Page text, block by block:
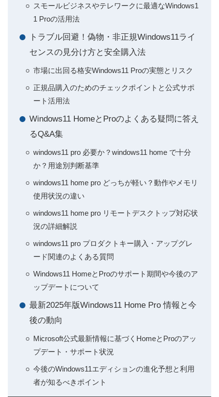
スモールビジネスやテレワークに最適なWindows1
1 Proの活用法
トラブル回避！偽物・非正規Windows11ライ
センスの見分け方と安全購入法
市場に出回る格安Windows11 Proの実態とリスク
正規品購入のためのチェックポイントと公式サポ
ート活用法
Windows11 HomeとProのよくある疑問に答え
るQ&A集
windows11 pro 必要か？windows11 home で十分
か？用途別判断基準
windows11 home pro どっちが軽い？動作やメモリ
使用状況の違い
windows11 home pro リモートデスクトップ対応状
況の詳細解説
windows11 pro プロダクトキー購入・アップグレ
ード関連のよくある質問
Windows11 HomeとProのサポート期間や今後のア
ップデートについて
最新2025年版Windows11 Home Pro 情報と今
後の動向
Microsoft公式最新情報に基づくHomeとProのアッ
プデート・サポート状況
今後のWindows11エディションの進化予想と利用
者が知るべきポイント